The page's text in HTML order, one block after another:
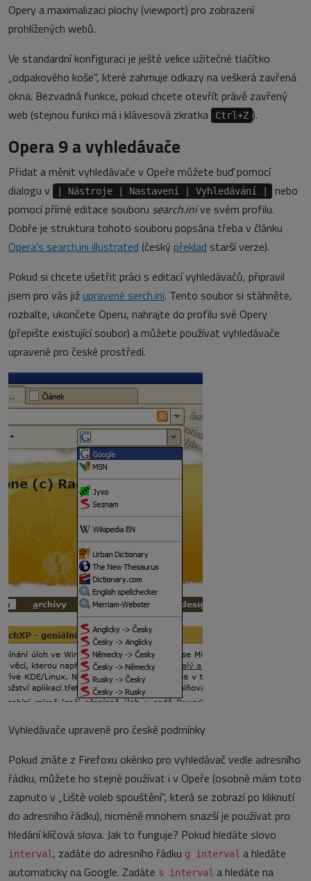
Opery a maximalizaci plochy (viewport) pro zobrazení
prohlížených webů.
Ve standardní konfiguraci je ještě velice užitečné tlačítko
„odpakového koše“, které zahrnuje odkazy na veškerá zavřená
okna. Bezvadná funkce, pokud chcete otevřít právě zavřený
web (stejnou funkci má i klávesová zkratka
Ctrl+Z ).
Opera 9 a vyhledávače
Přidat a měnit vyhledávače v Opeře můžete buď pomocí
dialogu v
| Nástroje | Nastavení | Vyhledávání |
nebo
pomocí přímé editace souboru search.inive svém profilu.
Dobře je struktura tohoto souboru popsána třeba v článku
Opera’s search.ini illustrated (český překlad starší verze).
Pokud si chcete ušetřit práci s editací vyhledávačů, připravil
jsem pro vás jižupravené serch.ini. Tento soubor si stáhněte,
rozbalte, ukončete Operu, nahrajte do profilu své Opery
(přepište existující soubor) a můžete používat vyhledávače
upravené pro české prostředí.
Vyhledávače upravené pro české podmínky
Pokud znáte z Firefoxu okénko pro vyhledávač vedle adresního
řádku, můžete ho stejně používat i v Opeře (osobně mám toto
zapnuto v „Liště voleb spouštění“, která se zobrazí po kliknutí
do adresního řádku), nicméně mnohem snazší je používat pro
hledání klíčová slova. Jak to funguje? Pokud hledáte slovo
interval , zadáte do adresního řádku g interval a hledáte
automaticky na Google. Zadáte s interval a hledáte na